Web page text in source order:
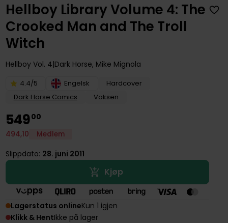
Hellboy Library Volume 4: The
Crooked Man and The Troll
Witch
HellboyVol. 4 Dark Horse, Mike Mignola
4.4/5 Engelsk
Hardcover
Dark Horse Comics
Voksen
54900
494,10 Medlem
Slippdato: 28. juni 2011
Kjøp
Lagerstatus onlineKun 1 igjen
Klikk & HentIkke på lager